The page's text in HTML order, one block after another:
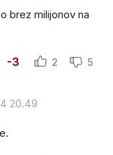
brez milijonov na
-3 2 5
20.49